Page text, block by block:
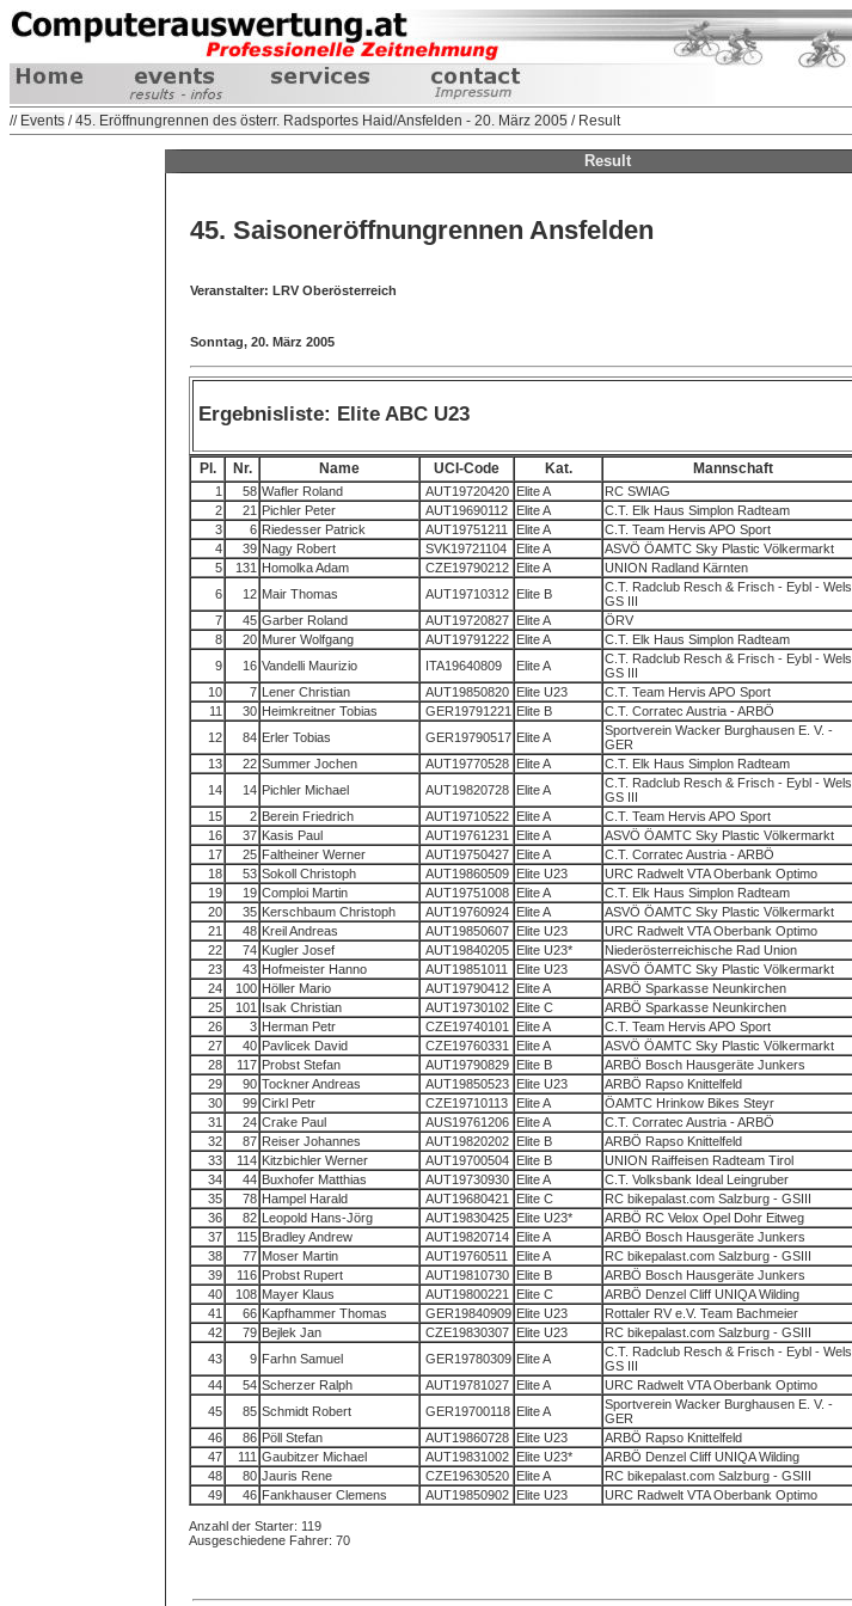
// Events /45. Eröffnungrennen des österr. Radsportes Haid/Ansfelden - 20. März 2005 / Result
Result
45. Saisoneröffnungrennen Ansfelden
Veranstalter: LRV Oberösterreich
Sonntag, 20. März 2005
Ergebnisliste: Elite ABC U23
Pl. Nr. Name UCI-Code Kat. Mannschaft
1 58 Wafler Roland AUT19720420 Elite A RC SWIAG
2
21 Pichler Peter AUT19690112 Elite A C.T. Elk Haus Simplon Radteam
3
6 Riedesser Patrick AUT19751211 Elite A C.T. Team Hervis APO Sport
4
39 Nagy Robert SVK19721104 Elite A ASVÖ ÖAMTC Sky Plastic Völkermarkt
5
131 Homolka Adam CZE19790212 Elite A UNION Radland Kärnten
6
12 Mair Thomas AUT19710312 Elite B
C.T. Radclub Resch & Frisch - Eybl - Wels
GS III
7
45 Garber Roland AUT19720827 Elite A ÖRV
8
20 Murer Wolfgang AUT19791222 Elite A C.T. Elk Haus Simplon Radteam
9
16 Vandelli Maurizio ITA19640809 Elite A
C.T. Radclub Resch & Frisch - Eybl - Wels
GS III
10
7 Lener Christian AUT19850820 Elite U23 C.T. Team Hervis APO Sport
11
30 Heimkreitner Tobias GER19791221 Elite B C.T. Corratec Austria - ARBÖ
12
84 Erler Tobias GER19790517 Elite A
Sportverein Wacker Burghausen E. V. -
GER
13
22 Summer Jochen AUT19770528 Elite A C.T. Elk Haus Simplon Radteam
14
14 Pichler Michael AUT19820728 Elite A
C.T. Radclub Resch & Frisch - Eybl - Wels
GS III
15
2 Berein Friedrich AUT19710522 Elite A C.T. Team Hervis APO Sport
16
37 Kasis Paul AUT19761231 Elite A ASVÖ ÖAMTC Sky Plastic Völkermarkt
17
25 Faltheiner Werner AUT19750427 Elite A C.T. Corratec Austria - ARBÖ
18
53 Sokoll Christoph AUT19860509 Elite U23 URC Radwelt VTA Oberbank Optimo
19
19 Comploi Martin AUT19751008 Elite A C.T. Elk Haus Simplon Radteam
20
35 Kerschbaum Christoph AUT19760924 Elite A ASVÖ ÖAMTC Sky Plastic Völkermarkt
21
48 Kreil Andreas AUT19850607 Elite U23 URC Radwelt VTA Oberbank Optimo
22
74 Kugler Josef AUT19840205 Elite U23* Niederösterreichische Rad Union
23
43 Hofmeister Hanno AUT19851011 Elite U23 ASVÖ ÖAMTC Sky Plastic Völkermarkt
24
100 Höller Mario AUT19790412 Elite A ARBÖ Sparkasse Neunkirchen
25
101 Isak Christian AUT19730102 Elite C ARBÖ Sparkasse Neunkirchen
26
3 Herman Petr CZE19740101 Elite A C.T. Team Hervis APO Sport
27
40 Pavlicek David CZE19760331 Elite A ASVÖ ÖAMTC Sky Plastic Völkermarkt
28
117 Probst Stefan AUT19790829 Elite B ARBÖ Bosch Hausgeräte Junkers
29
90 Tockner Andreas AUT19850523 Elite U23 ARBÖ Rapso Knittelfeld
30
99 Cirkl Petr CZE19710113 Elite A ÖAMTC Hrinkow Bikes Steyr
31
24 Crake Paul AUS19761206 Elite A C.T. Corratec Austria - ARBÖ
32
87 Reiser Johannes AUT19820202 Elite B ARBÖ Rapso Knittelfeld
33
114 Kitzbichler Werner AUT19700504 Elite B UNION Raiffeisen Radteam Tirol
34
44 Buxhofer Matthias AUT19730930 Elite A C.T. Volksbank Ideal Leingruber
35
78 Hampel Harald AUT19680421 Elite C RC bikepalast.com Salzburg - GSIII
36
82 Leopold Hans-Jörg AUT19830425 Elite U23* ARBÖ RC Velox Opel Dohr Eitweg
37
115 Bradley Andrew AUT19820714 Elite A ARBÖ Bosch Hausgeräte Junkers
38
77 Moser Martin AUT19760511 Elite A RC bikepalast.com Salzburg - GSIII
39
116 Probst Rupert AUT19810730 Elite B ARBÖ Bosch Hausgeräte Junkers
40
108 Mayer Klaus AUT19800221 Elite C ARBÖ Denzel Cliff UNIQA Wilding
41
66 Kapfhammer Thomas GER19840909 Elite U23 Rottaler RV e.V. Team Bachmeier
42
79 Bejlek Jan CZE19830307 Elite U23 RC bikepalast.com Salzburg - GSIII
43
9 Farhn Samuel GER19780309 Elite A
C.T. Radclub Resch & Frisch - Eybl - Wels
GS III
44
54 Scherzer Ralph AUT19781027 Elite A URC Radwelt VTA Oberbank Optimo
45
85 Schmidt Robert GER19700118 Elite A
Sportverein Wacker Burghausen E. V. -
GER
46
86 Pöll Stefan AUT19860728 Elite U23 ARBÖ Rapso Knittelfeld
47
111 Gaubitzer Michael AUT19831002 Elite U23* ARBÖ Denzel Cliff UNIQA Wilding
48
80 Jauris Rene CZE19630520 Elite A RC bikepalast.com Salzburg - GSIII
49
46 Fankhauser Clemens AUT19850902 Elite U23 URC Radwelt VTA Oberbank Optimo
Anzahl der Starter: 119
Ausgeschiedene Fahrer: 70